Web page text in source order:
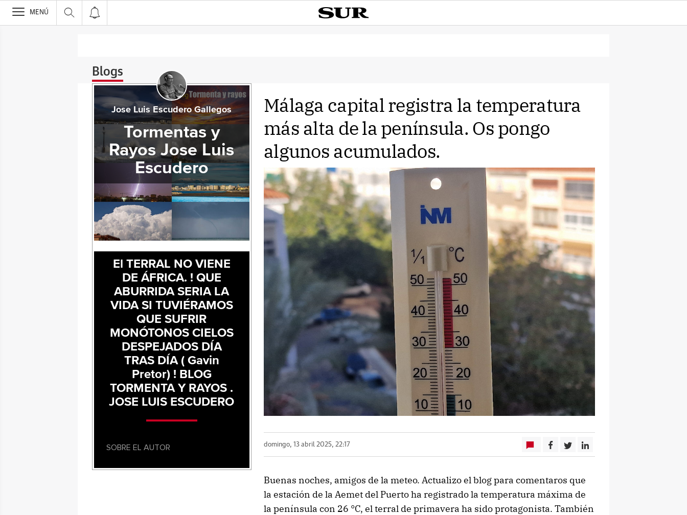
>
MENÚ
Blogs
Málaga capital registra la temperatura
más alta de la península. Os pongo
algunos acumulados.
domingo, 13 abril 2025, 22:17
Buenas noches, amigos de la meteo. Actualizo el blog para comentaros que
la estación de la Aemet del Puerto ha registrado la temperatura máxima de
la península con 26 °C, el terral de primavera ha sido protagonista. También
Jose Luis Escudero Gallegos
Tormentas y
Rayos Jose Luis
Escudero
El TERRAL NO VIENE
DE ÁFRICA. ! QUE
ABURRIDA SERIA LA
VIDA SI TUVIÉRAMOS
QUE SUFRIR
MONÓTONOS CIELOS
DESPEJADOS DÍA
TRAS DÍA ( Gavin
Pretor) ! BLOG
TORMENTA Y RAYOS .
JOSE LUIS ESCUDERO
SOBRE EL AUTOR